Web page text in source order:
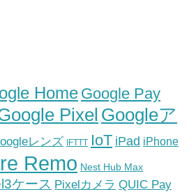
HomeGoogle Pay
Pixel Googleア
レンズ IFTTT IoT iPad iPhone
Remo Nest Hub Max
ケース Pixelカメラ QUIC Pay